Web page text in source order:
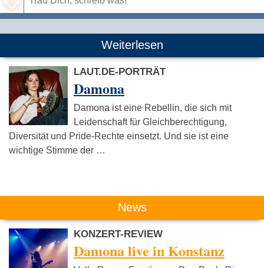
Weiterlesen
LAUT.DE-PORTRÄT
Damona
Damona ist eine Rebellin, die sich mit
Leidenschaft für Gleichberechtigung,
Diversität und Pride-Rechte einsetzt. Und sie ist eine
wichtige Stimme der …
News
KONZERT-REVIEW
Damona live in Konstanz